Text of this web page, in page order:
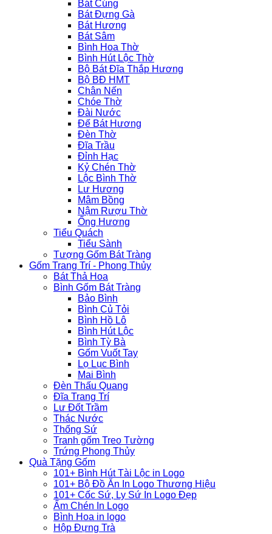
Bát Cúng
Bát Đựng Gà
Bát Hương
Bát Sâm
Bình Hoa Thờ
Bình Hút Lộc Thờ
Bộ Bát Đĩa Thắp Hương
Bộ BĐ HMT
Chân Nến
Chóe Thờ
Đài Nước
Đế Bát Hương
Đèn Thờ
Đĩa Trầu
Đỉnh Hạc
Kỷ Chén Thờ
Lộc Bình Thờ
Lư Hương
Mâm Bồng
Nậm Rượu Thờ
Ống Hương
Tiểu Quách
Tiểu Sành
Tượng Gốm Bát Tràng
Gốm Trang Trí - Phong Thủy
Bát Thả Hoa
Bình Gốm Bát Tràng
Bảo Bình
Bình Củ Tỏi
Bình Hồ Lô
Bình Hút Lộc
Bình Tỳ Bà
Gốm Vuốt Tay
Lọ Lục Bình
Mai Bình
Đèn Thấu Quang
Đĩa Trang Trí
Lư Đốt Trầm
Thác Nước
Thống Sứ
Tranh gốm Treo Tường
Trứng Phong Thủy
Quà Tặng Gốm
101+ Bình Hút Tài Lộc in Logo
101+ Bộ Đồ Ăn In Logo Thương Hiệu
101+ Cốc Sứ, Ly Sứ In Logo Đẹp
Ấm Chén In Logo
Bình Hoa in logo
Hộp Đựng Trà